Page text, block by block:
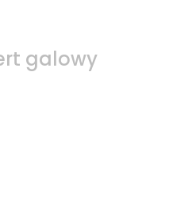
galowy